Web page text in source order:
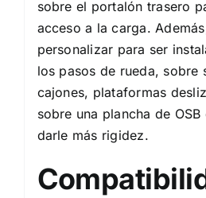
sobre el portalón trasero
acceso a la carga.
personalizar para ser
los pasos de rueda, sobre
cajones, plataformas
sobre una plancha de
darle más rigidez.